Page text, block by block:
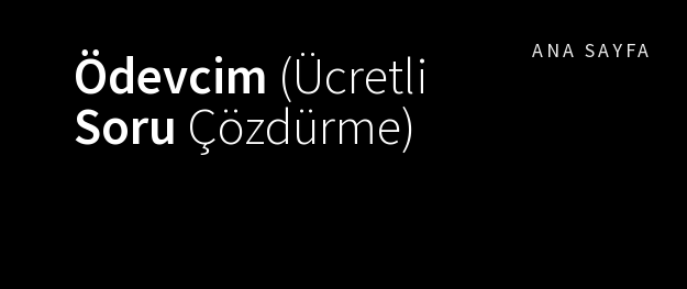
Ödevcim (Ücretli
Soru Çözdürme)
ANA SAYFA